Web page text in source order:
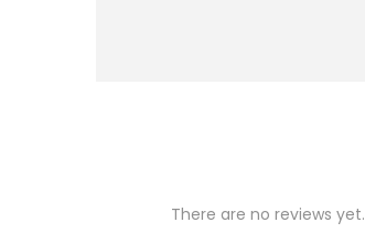
There are no reviews yet.